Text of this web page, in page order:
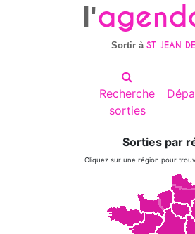
l'
Sortir àST JEAN
Recherche
sorties
Sorties par
Cliquez sur une région pour